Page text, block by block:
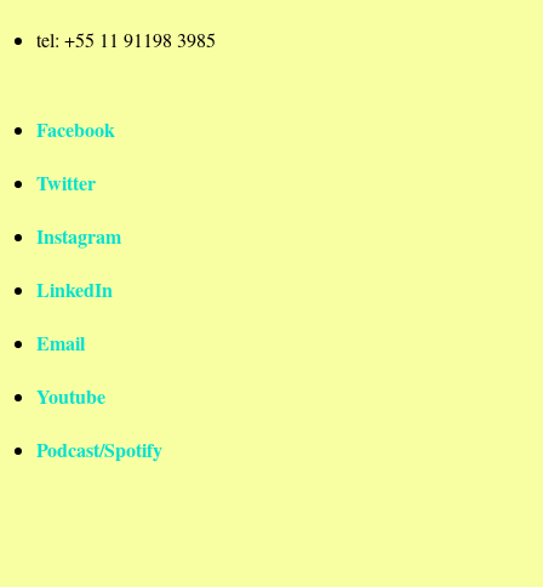
tel: +55 11 91198 3985
Facebook
Twitter
Instagram
LinkedIn
Email
Youtube
Podcast/Spotify